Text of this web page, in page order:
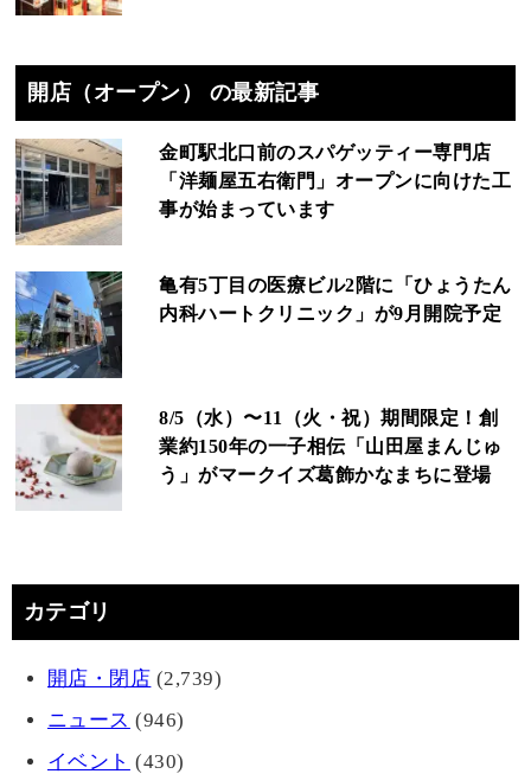
開店（オープン） の最新記事
金町駅北口前のスパゲッティー専門店
「洋麺屋五右衛門」オープンに向けた工
事が始まっています
亀有5丁目の医療ビル2階に「ひょうたん
内科ハートクリニック」が9月開院予定
8/5（水）〜11（火・祝）期間限定！創
業約150年の一子相伝「山田屋まんじゅ
う」がマークイズ葛飾かなまちに登場
カテゴリ
開店・閉店 (2,739)
ニュース (946)
イベント (430)